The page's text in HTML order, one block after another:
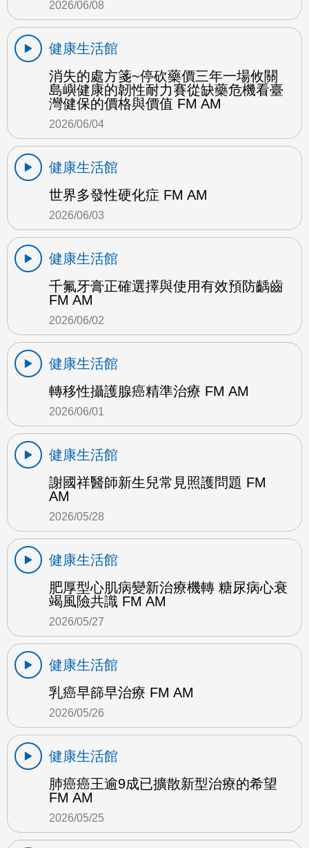
2026/06/08
健康生活館
消失的處方箋~停砍藥價三年一場攸關
島嶼健康的韌性耐力賽從缺藥危機看臺
灣健保的價格與價值 FM AM
2026/06/04
健康生活館
世界多發性硬化症 FM AM
2026/06/03
健康生活館
千氟牙膏正確選擇與使用有效預防齲齒
FM AM
2026/06/02
健康生活館
轉移性攝護腺癌精準治療 FM AM
2026/06/01
健康生活館
謝國祥醫師新生兒常見照護問題 FM
AM
2026/05/28
健康生活館
肥厚型心肌病變新治療機轉 糖尿病心衰
竭風險共識 FM AM
2026/05/27
健康生活館
乳癌早篩早治療 FM AM
2026/05/26
健康生活館
肺癌癌王逾9成已擴散新型治療的希望
FM AM
2026/05/25